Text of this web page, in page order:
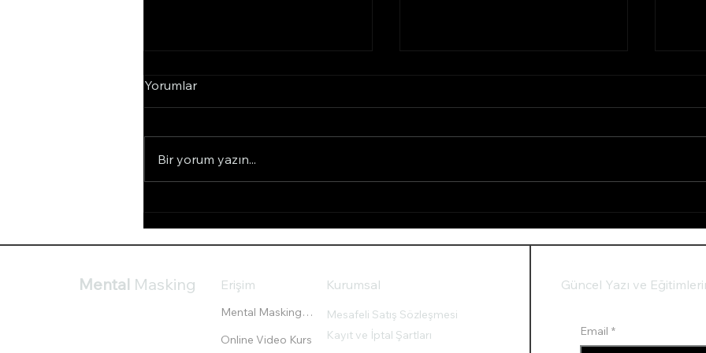
Arkasındaki Nöropsikoloji
Rahatsızlıklara Neden
Oluyor
Yorumlar
Bir yorum yazın...
Mental Masking
Mental Masking® Eğitimi
Online Video Kurs
Erişim Kurumsal
Mesafeli Satış Sözleşmesi
Kayıt ve İptal Şartları
Email *
Güncel Yazı ve